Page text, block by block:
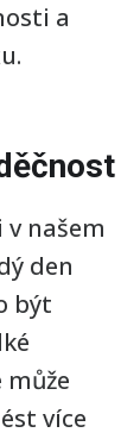
a
našem
den
být
více